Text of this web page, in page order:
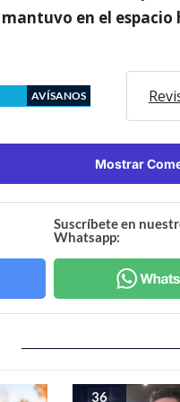
en el
AVÍSANOS
Mostrar
Suscríbete en
Whatsapp:
36